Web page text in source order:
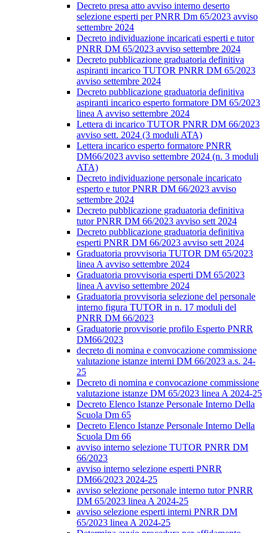
Decreto presa atto avviso interno deserto
selezione esperti per PNRR Dm 65/2023 avviso
settembre 2024
Decreto individuazione incaricati esperti e tutor
PNRR DM 65/2023 avviso settembre 2024
Decreto pubblicazione graduatoria definitiva
aspiranti incarico TUTOR PNRR DM 65/2023
avviso settembre 2024
Decreto pubblicazione graduatoria definitiva
aspiranti incarico esperto formatore DM 65/2023
linea A avviso settembre 2024
Lettera di incarico TUTOR PNRR DM 66/2023
avviso sett. 2024 (3 moduli ATA)
Lettera incarico esperto formatore PNRR
DM66/2023 avviso settembre 2024 (n. 3 moduli
ATA)
Decreto individuazione personale incaricato
esperto e tutor PNRR DM 66/2023 avviso
settembre 2024
Decreto pubblicazione graduatoria definitiva
tutor PNRR DM 66/2023 avviso sett 2024
Decreto pubblicazione graduatoria definitiva
esperti PNRR DM 66/2023 avviso sett 2024
Graduatoria provvisoria TUTOR DM 65/2023
linea A avviso settembre 2024
Graduatoria provvisoria esperti DM 65/2023
linea A avviso settembre 2024
Graduatoria provvisoria selezione del personale
interno figura TUTOR in n. 17 moduli del
PNRR DM 66/2023
Graduatorie provvisorie profilo Esperto PNRR
DM66/2023
decreto di nomina e convocazione commissione
valutazione istanze interni DM 66/2023 a.s. 24-
25
Decreto di nomina e convocazione commissione
valutazione istanze DM 65/2023 linea A 2024-25
Decreto Elenco Istanze Personale Interno Della
Scuola Dm 65
Decreto Elenco Istanze Personale Interno Della
Scuola Dm 66
avviso interno selezione TUTOR PNRR DM
66/2023
avviso interno selezione esperti PNRR
DM66/2023 2024-25
avviso selezione personale interno tutor PNRR
DM 65/2023 linea A 2024-25
avviso selezione esperti interni PNRR DM
65/2023 linea A 2024-25